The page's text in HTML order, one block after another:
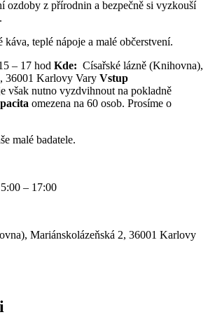
ozdoby z přírodnin a bezpečně si vyzkouší
teplé nápoje a malé občerstvení.
– 17 hod Kde: Císařské lázně (Knihovna),
36001 Karlovy Vary Vstup
však nutno vyzdvihnout na pokladně
omezena na 60 osob. Prosíme o
malé badatele.
– 17:00
Mariánskolázeňská 2, 36001 Karlovy